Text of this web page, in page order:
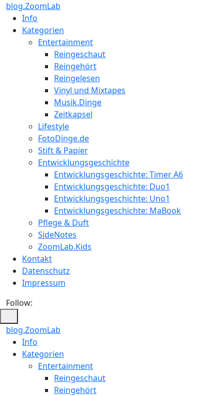
blog.ZoomLab
Info
Kategorien
Entertainment
Reingeschaut
Reingehört
Reingelesen
Vinyl und Mixtapes
Musik.Dinge
Zeitkapsel
Lifestyle
FotoDinge.de
Stift & Papier
Entwicklungsgeschichte
Entwicklungsgeschichte: Timer A6
Entwicklungsgeschichte: Duo1
Entwicklungsgeschichte: Uno1
Entwicklungsgeschichte: MaBook
Pflege & Duft
SideNotes
ZoomLab.Kids
Kontakt
Datenschutz
Impressum
Follow:
blog.ZoomLab
ZoomLab
//
Info
Kategorien
Entertainment
Reingeschaut
Reingehört